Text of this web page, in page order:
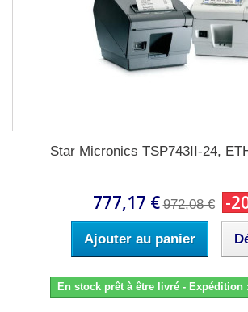
Star Micronics TSP743II-24,
777,17 € 972,08 € -
Ajouter au panier
En stock prêt à être livré - Expédition